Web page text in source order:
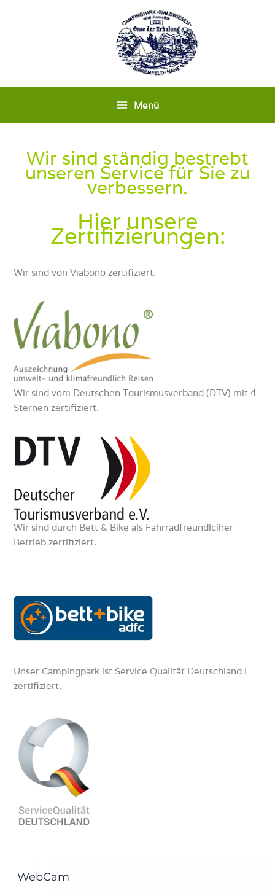
Menü
Wir sind ständig bestrebt
unseren Service für Sie zu
verbessern.
Hier unsere
Zertifizierungen:
Wir sind von Viabono zertifiziert.
Wir sind vom Deutschen Tourismusverband (DTV) mit 4
Sternen zertifiziert.
Wir sind durch Bett & Bike als Fahrradfreundlciher
Betrieb zertifiziert.
Unser Campingpark ist Service Qualität Deutschland I
zertifiziert.
WebCam